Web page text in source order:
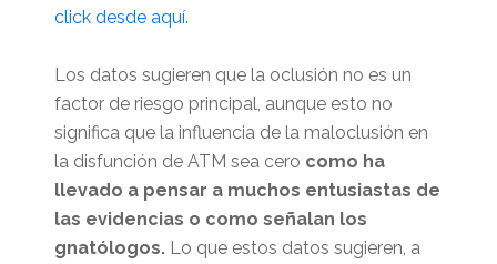
click desde aquí.
Los datos sugieren que la oclusión no es un
factor de riesgo principal, aunque esto no
significa que la influencia de la maloclusión en
la disfunción de ATM sea cero como ha
llevado a pensar a muchos entusiastas de
las evidencias o como señalan los
gnatólogos.Lo que estos datos sugieren, a